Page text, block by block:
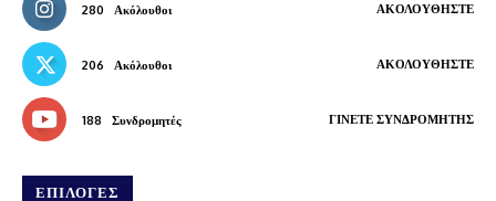
280 Ακόλουθοι ΑΚΟΛΟΥΘΉΣΤΕ
206 Ακόλουθοι ΑΚΟΛΟΥΘΉΣΤΕ
188 Συνδρομητές ΓΊΝΕΤΕ ΣΥΝΔΡΟΜΗΤΉΣ
ΕΠΙΛΟΓΕΣ